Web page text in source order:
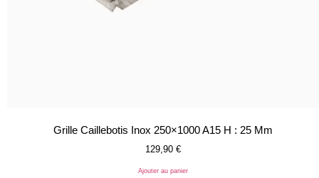
Grille Caillebotis Inox 250×1000 A15 H : 25 Mm
129,90 €
Ajouter au panier